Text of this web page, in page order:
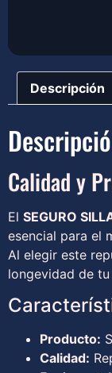
Descripción
Calidad y
El SEGURO
esencial para el
Al elegir este
longevidad de
Producto:
Calidad: